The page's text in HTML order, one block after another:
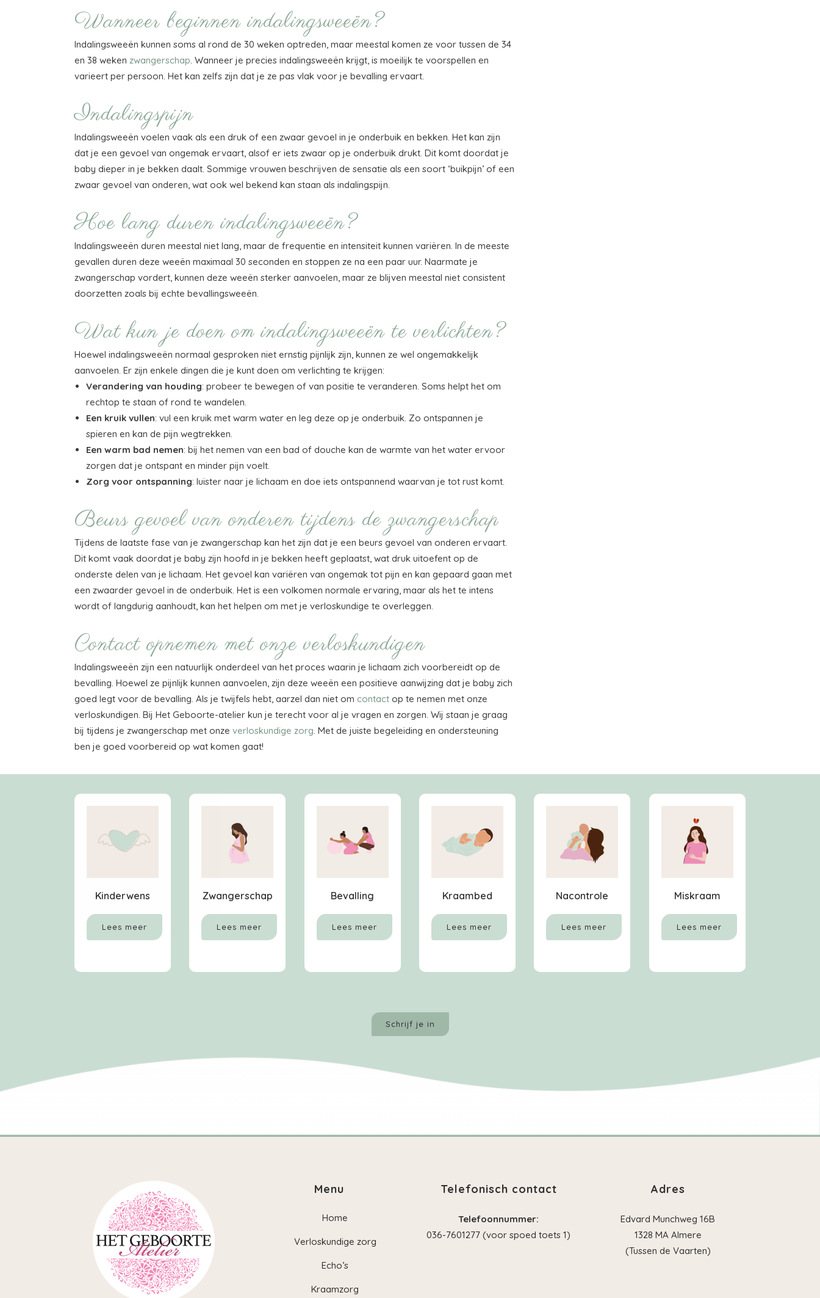
Wanneer beginnen indalingsweeën?
Indalingsweeën kunnen soms al rond de 30 weken optreden, maar meestal komen ze voor tussen de 34
en 38 weken zwangerschap. Wanneer je precies indalingsweeën krijgt, is moeilijk te voorspellen en
varieert per persoon. Het kan zelfs zijn dat je ze pas vlak voor je bevalling ervaart.
Indalingspijn
Indalingsweeën voelen vaak als een druk of een zwaar gevoel in je onderbuik en bekken. Het kan zijn
dat je een gevoel van ongemak ervaart, alsof er iets zwaar op je onderbuik drukt. Dit komt doordat je
baby dieper in je bekken daalt. Sommige vrouwen beschrijven de sensatie als een soort ‘buikpijn’ of een
zwaar gevoel van onderen, wat ook wel bekend kan staan als indalingspijn.
Hoe lang duren indalingsweeën?
Indalingsweeën duren meestal niet lang, maar de frequentie en intensiteit kunnen variëren. In de meeste
gevallen duren deze weeën maximaal 30 seconden en stoppen ze na een paar uur. Naarmate je
zwangerschap vordert, kunnen deze weeën sterker aanvoelen, maar ze blijven meestal niet consistent
doorzetten zoals bij echte bevallingsweeën.
Wat kun je doen om indalingsweeën te verlichten?
Hoewel indalingsweeën normaal gesproken niet ernstig pijnlijk zijn, kunnen ze wel ongemakkelijk
aanvoelen. Er zijn enkele dingen die je kunt doen om verlichting te krijgen:
Verandering van houding: probeer te bewegen of van positie te veranderen. Soms helpt het om
rechtop te staan of rond te wandelen.
Een kruik vullen: vul een kruik met warm water en leg deze op je onderbuik. Zo ontspannen je
spieren en kan de pijn wegtrekken.
Een warm bad nemen: bij het nemen van een bad of douche kan de warmte van het water ervoor
zorgen dat je ontspant en minder pijn voelt.
Zorg voor ontspanning: luister naar je lichaam en doe iets ontspannend waarvan je tot rust komt.
Beurs gevoel van onderen tijdens de zwangerschap
Tijdens de laatste fase van je zwangerschap kan het zijn dat je een beurs gevoel van onderen ervaart.
Dit komt vaak doordat je baby zijn hoofd in je bekken heeft geplaatst, wat druk uitoefent op de
onderste delen van je lichaam. Het gevoel kan variëren van ongemak tot pijn en kan gepaard gaan met
een zwaarder gevoel in de onderbuik. Het is een volkomen normale ervaring, maar als het te intens
wordt of langdurig aanhoudt, kan het helpen om met je verloskundige te overleggen.
Contact opnemen met onze verloskundigen
Indalingsweeën zijn een natuurlijk onderdeel van het proces waarin je lichaam zich voorbereidt op de
bevalling. Hoewel ze pijnlijk kunnen aanvoelen, zijn deze weeën een positieve aanwijzing dat je baby zich
goed legt voor de bevalling. Als je twijfels hebt, aarzel dan niet om contact op te nemen met onze
verloskundigen. Bij Het Geboorte-atelier kun je terecht voor al je vragen en zorgen. Wij staan je graag
bij tijdens je zwangerschap met onze verloskundige zorg. Met de juiste begeleiding en ondersteuning
ben je goed voorbereid op wat komen gaat!
Kinderwens
Lees meer
Zwangerschap
Lees meer
Bevalling
Lees meer
Kraambed
Lees meer
Nacontrole
Lees meer
Miskraam
Lees meer
Schrijf je in
Menu
Home
Verloskundige zorg
Echo’s
Kraamzorg
Telefonisch contact
Telefoonnummer:
036-7601277 (voor spoed toets 1)
Adres
Edvard Munchweg 16B
1328 MA Almere
(Tussen de Vaarten)